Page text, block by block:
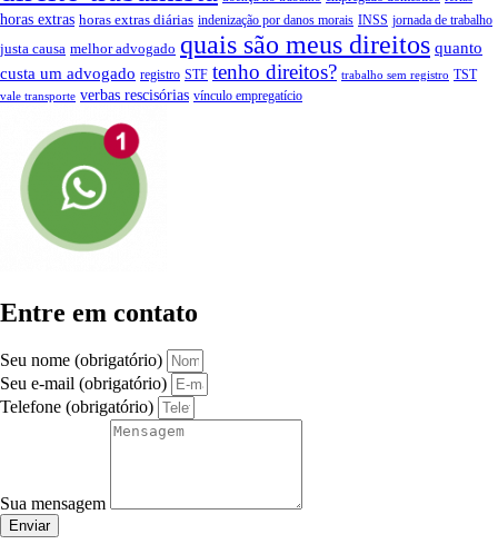
horas extras horas extras diárias indenização por danos morais INSS jornada de trabalho
justa causa melhor advogado quais são meus direitos quanto
custa um advogado registro STF tenho direitos? trabalho sem registro TST
vale transporte verbas rescisórias vínculo empregatício
Entre em contato
Seu nome (obrigatório)
Seu e-mail (obrigatório)
Telefone (obrigatório)
Sua mensagem
Enviar